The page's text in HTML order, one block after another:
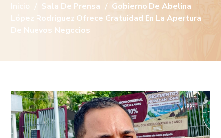
Inicio Sala De Prensa
Gobierno De Abelina
López Rodríguez Ofrece Gratuidad En La Apertura
De Nuevos Negocios